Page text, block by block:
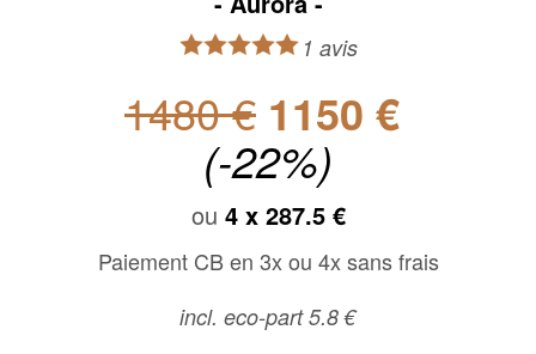
1 avis
1480 € 1150 €
(-22%)
ou 4 x 287.5 €
Paiement CB en 3x ou 4x sans frais
incl. eco-part 5.8 €